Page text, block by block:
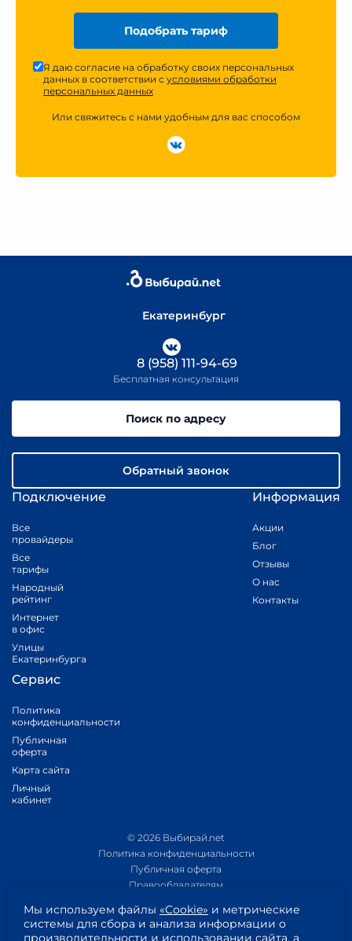
Подобрать тариф
Я даю согласие на обработку своих персональных
данных в соответствии с условиями обработки
персональных данных
Или свяжитесь с нами удобным для вас способом
Екатеринбург
Подключение
Все
провайдеры
Все
тарифы
Народный
рейтинг
Интернет
в офис
Улицы
Екатеринбурга
Информация
Акции
Блог
Отзывы
О нас
Контакты
Сервис
Политика
конфиденциальности
Публичная
оферта
Карта сайта
Личный
кабинет
8 (958) 111-94-69
Бесплатная консультация
Поиск по адресу
Обратный звонок
© 2026 Выбирай.net
Политика конфиденциальности
Публичная оферта
Правообладателям
Приложение 1
Приложение 2
Мы используем файлы «Cookie» и метрические
системы для сбора и анализа информации о
производительности и использовании сайта, а